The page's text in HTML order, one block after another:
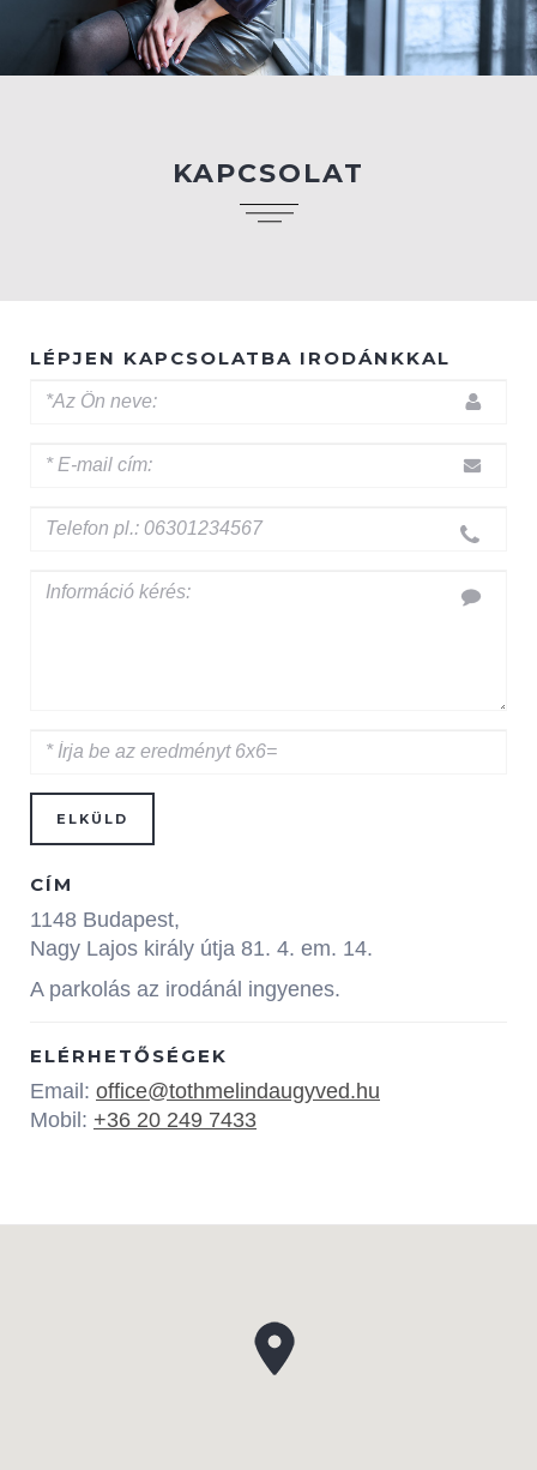
KAPCSOLAT
LÉPJEN KAPCSOLATBA IRODÁNKKAL
ELKÜLD
CÍM
1148 Budapest,
Nagy Lajos király útja 81. 4. em. 14.
A parkolás az irodánál ingyenes.
ELÉRHETŐSÉGEK
Email: office@tothmelindaugyved.hu
Mobil: +36 20 249 7433